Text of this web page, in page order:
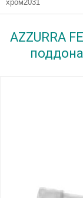
хром2031
AZZURRA